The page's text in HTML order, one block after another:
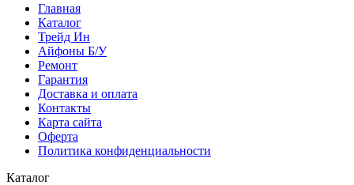
Главная
Каталог
Трейд Ин
Айфоны Б/У
Ремонт
Гарантия
Доставка и оплата
Контакты
Карта сайта
Оферта
Политика конфиденциальности
Каталог